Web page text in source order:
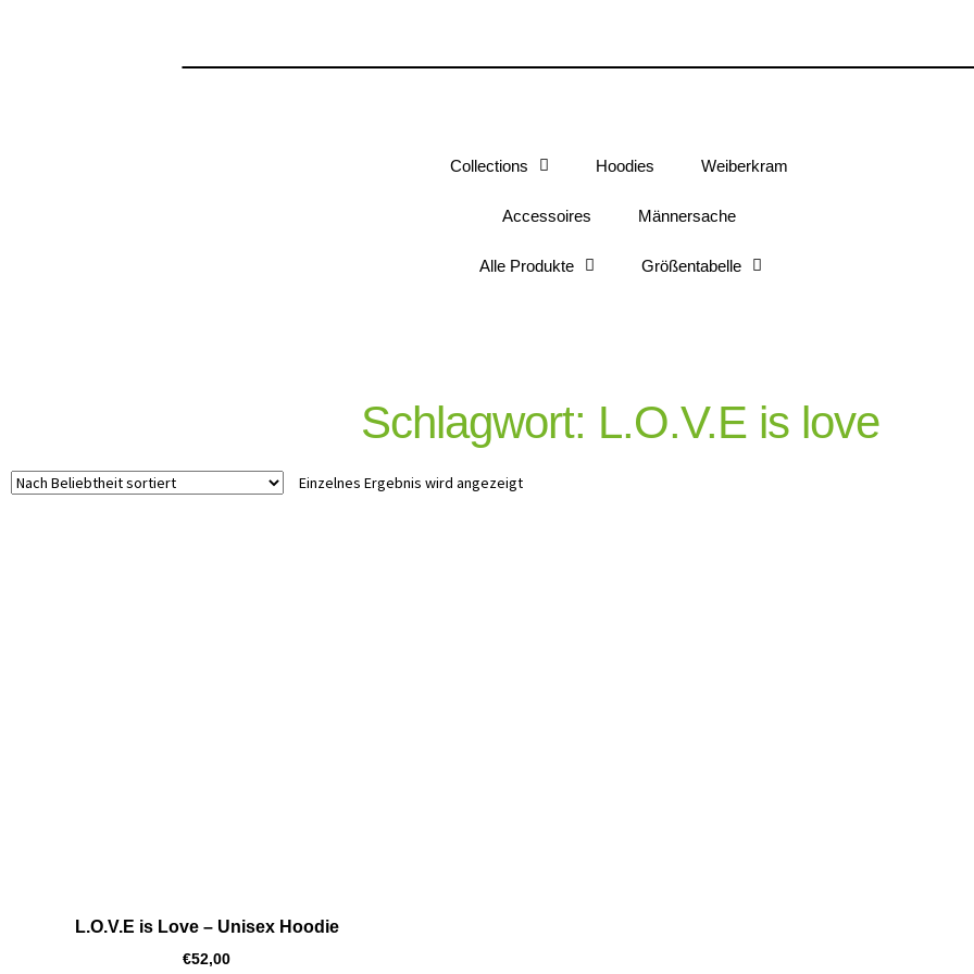
Collections Hoodies Weiberkram
Accessoires Männersache
Alle Produkte Größentabelle
Schlagwort: L.O.V.E is love
Einzelnes Ergebnis wird angezeigt
L.O.V.E is Love – Unisex Hoodie
€52,00